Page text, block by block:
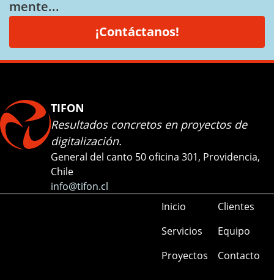
mente...
¡Contáctanos!
TIFON
Resultados concretos en proyectos de
digitalización.
General del canto 50 oficina 301, Providencia,
Chile
info@tifon.cl
Inicio
Servicios
Proyectos
Clientes
Equipo
Contacto